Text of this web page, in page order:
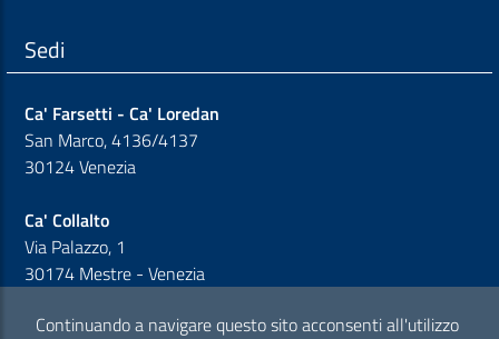
Sedi
Ca' Farsetti - Ca' Loredan
San Marco, 4136/4137
30124 Venezia
Ca' Collalto
Via Palazzo, 1
30174 Mestre - Venezia
Continuando a navigare questo sito acconsenti all'utilizzo